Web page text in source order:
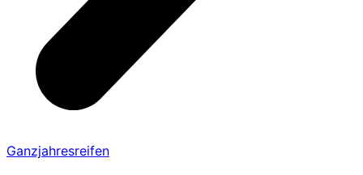
Ganzjahresreifen